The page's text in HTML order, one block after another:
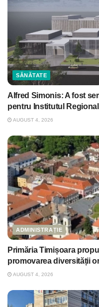
SĂNĂTATE
Alfred Simonis: A fost
pentru Institutul
AUGUST 4, 2026
ADMINISTRAȚIE
Primăria Timișoara
promovarea diversității
AUGUST 4, 2026